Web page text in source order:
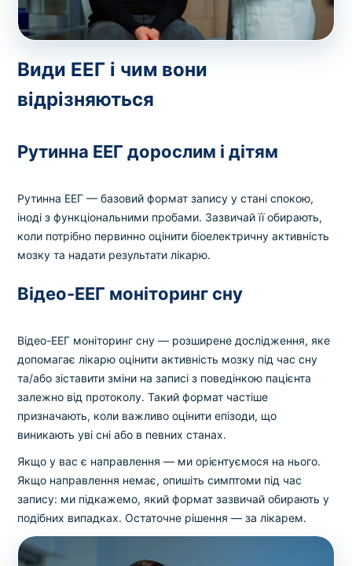
Види ЕЕГ і чим вони
відрізняються
Рутинна ЕЕГ дорослим і дітям
Рутинна ЕЕГ — базовий формат запису у стані спокою,
іноді з функціональними пробами. Зазвичай її обирають,
коли потрібно первинно оцінити біоелектричну активність
мозку та надати результати лікарю.
Відео-ЕЕГ моніторинг сну
Відео-ЕЕГ моніторинг сну — розширене дослідження, яке
допомагає лікарю оцінити активність мозку під час сну
та/або зіставити зміни на записі з поведінкою пацієнта
залежно від протоколу. Такий формат частіше
призначають, коли важливо оцінити епізоди, що
виникають уві сні або в певних станах.
Якщо у вас є направлення — ми орієнтуємося на нього.
Якщо направлення немає, опишіть симптоми під час
запису: ми підкажемо, який формат зазвичай обирають у
подібних випадках. Остаточне рішення — за лікарем.